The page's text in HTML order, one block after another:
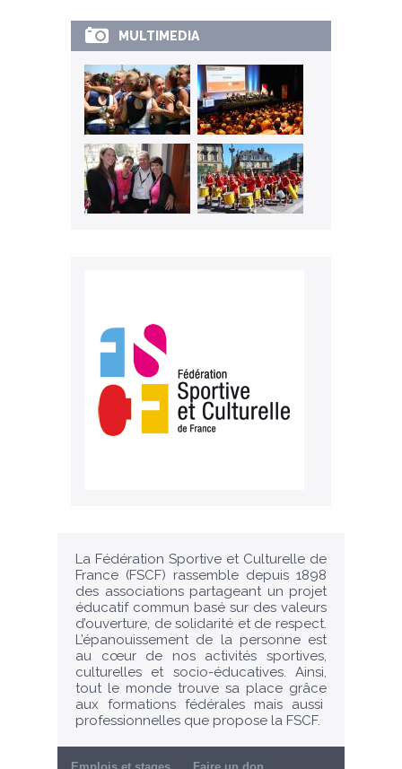
MULTIMEDIA
La Fédération Sportive et Culturelle de
France (FSCF) rassemble depuis 1898
des associations partageant un projet
éducatif commun basé sur des valeurs
d’ouverture, de solidarité et de respect.
L’épanouissement de la personne est
au cœur de nos activités sportives,
culturelles et socio-éducatives. Ainsi,
tout le monde trouve sa place grâce
aux formations fédérales mais aussi
professionnelles que propose la FSCF.